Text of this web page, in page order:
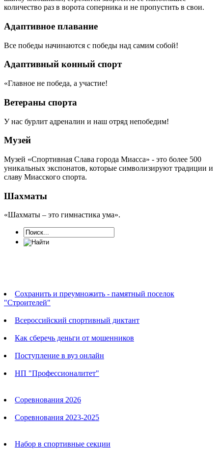
количество раз в ворота соперника и не пропустить в свои.
Адаптивное плавание
Все победы начинаются с победы над самим собой!
Адаптивный конный спорт
«Главное не победа, а участие!
Ветераны спорта
У нас бурлит адреналин и наш отряд непобедим!
Музей
Музей «Спортивная Слава города Миасса» - это более 500
уникальных экспонатов, которые символизируют традиции и
славу Миасского спорта.
Шахматы
«Шахматы – это гимнастика ума».
Сохранить и преумножить - памятный поселок
"Строителей"
Всероссийский спортивный диктант
Как сберечь деньги от мошенников
Поступление в вуз онлайн
НП "Профессионалитет"
Соревнования 2026
Соревнования 2023-2025
Набор в спортивные секции